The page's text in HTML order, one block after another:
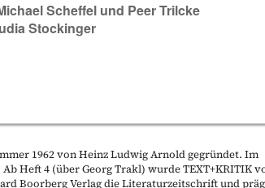
Scheffel und Peer Trilcke
Stockinger
1962 von Heinz Ludwig Arnold gegründet. Im
Heft 4 (über Georg Trakl) wurde TEXT+KRITIK
Boorberg Verlag die Literaturzeitschrift und